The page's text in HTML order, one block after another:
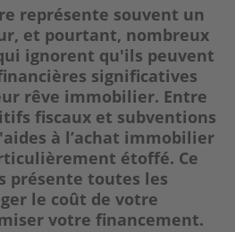
représente souvent un
et pourtant, nombreux
ignorent qu'ils peuvent
significatives
rêve immobilier. Entre
fiscaux et subventions
à l’achat immobilier
étoffé. Ce
présente toutes les
le coût de votre
votre financement.